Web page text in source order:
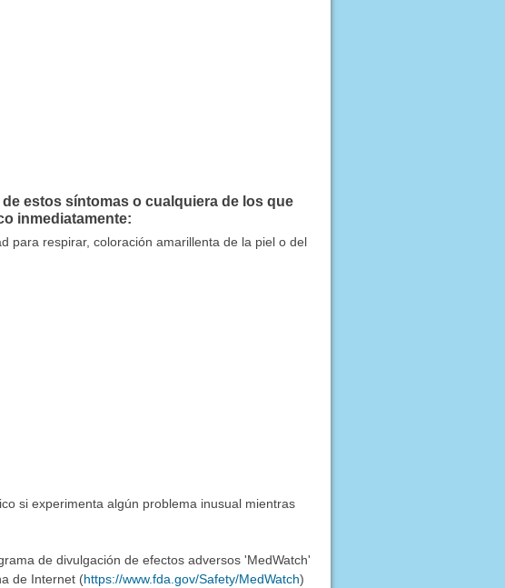
estos síntomas o cualquiera de los que
inmediatamente:
para respirar, coloración amarillenta de la piel o del
si experimenta algún problema inusual mientras
de divulgación de efectos adversos 'MedWatch'
de Internet (https://www.fda.gov/Safety/MedWatch)